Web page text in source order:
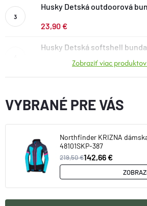
TOPÁNKY a PONOŽKY
Obchodné podmienky
Kontakty
Veľkostné tabuľky
Reklamácie
Zľavové kódy Blog
Husky Detská outdoorová
23,90 €
Husky Detská softshell
Zobraziť viac produktov
VYBRANÉ PRE VÁS
Northfinder KRIZNA
48101SKP-387
219,50 €142,66 €